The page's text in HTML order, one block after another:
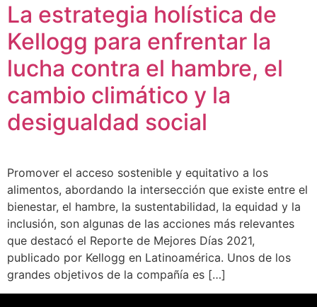
La estrategia holística de
Kellogg para enfrentar la
lucha contra el hambre, el
cambio climático y la
desigualdad social
Promover el acceso sostenible y equitativo a los
alimentos, abordando la intersección que existe entre el
bienestar, el hambre, la sustentabilidad, la equidad y la
inclusión, son algunas de las acciones más relevantes
que destacó el Reporte de Mejores Días 2021,
publicado por Kellogg en Latinoamérica. Unos de los
grandes objetivos de la compañía es […]